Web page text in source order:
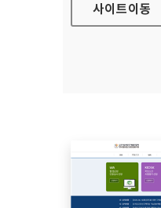
사이트이동